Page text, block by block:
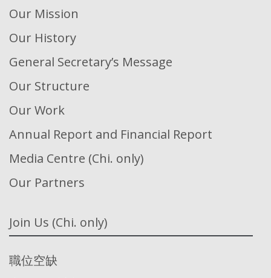
Our Mission
Our History
General Secretary’s Message
Our Structure
Our Work
Annual Report and Financial Report
Media Centre (Chi. only)
Our Partners
Join Us (Chi. only)
職位空缺